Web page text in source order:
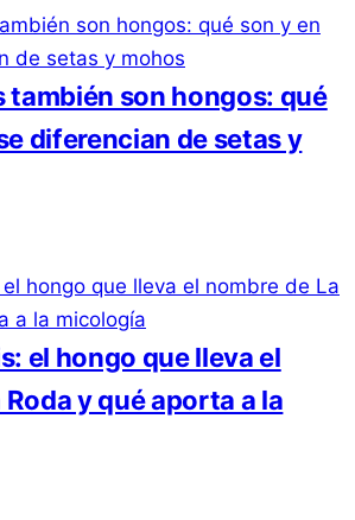
también son hongos: qué
diferencian de setas y
el hongo que lleva el
y qué aporta a la